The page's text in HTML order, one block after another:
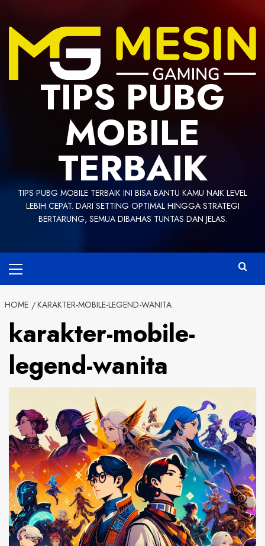
content
TIPS PUBG
MOBILE
TERBAIK
TIPS PUBG MOBILE TERBAIK INI BISA BANTU KAMU NAIK LEVEL
LEBIH CEPAT. DARI SETTING OPTIMAL HINGGA STRATEGI
BERTARUNG, SEMUA DIBAHAS TUNTAS DAN JELAS.
Menu
HOME KARAKTER-MOBILE-LEGEND-WANITA
karakter-mobile-
legend-wanita